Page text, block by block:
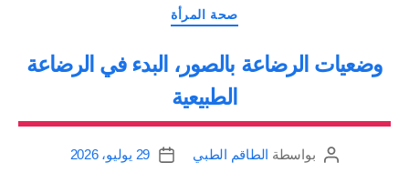
التصنيفات
صحة المرأة
وضعيات الرضاعة بالصور، البدء في الرضاعة
الطبيعية
كاتببواسطة الطاقم الطبي
تاريخ
29 يوليو، 2026